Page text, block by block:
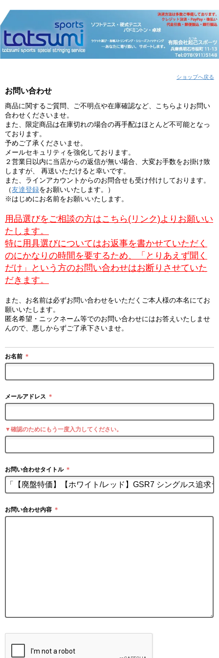
ショップへ戻る
お問い合わせ
商品に関するご質問、ご不明点や在庫確認など、こちらよりお問い
合わせくださいませ。
また、限定商品は在庫切れの場合の再手配はほとんど不可能となっ
ております。
予めご了承くださいませ。
メールセキュリティを強化しております。
２営業日以内に当店からの返信が無い場合、大変お手数をお掛け致
しますが、 再送いただけると幸いです。
また、ラインアカウントからのお問合せも受け付けしております。
（友達登録をお願いいたします。）
※はじめにお名前をお願いいたします。
用品選びをご相談の方はこちら(リンク)よりお願いい
たします。
特に用具選びについてはお返事を書かせていただく
のにかなりの時間を要するため、「とりあえず聞く
だけ」という方のお問い合わせはお断りさせていた
だきます。
また、お名前は必ずお問い合わせをいただくご本人様の本名にてお
願いいたします。
匿名希望・ニックネーム等でのお問い合わせにはお答えいたしませ
んので、悪しからずご了承下さいませ。
お名前 ＊
メールアドレス ＊
▼確認のためにもう一度入力してください。
お問い合わせタイトル ＊
お問い合わせ内容 ＊